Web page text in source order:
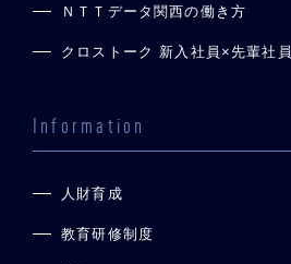
ＮＴＴデータ関西の働き方
クロストーク 新入社員×先輩社員
Information
人財育成
教育研修制度